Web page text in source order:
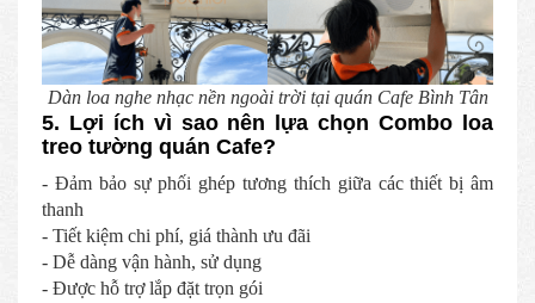
Dàn loa nghe nhạc nền ngoài trời tại quán Cafe Bình Tân
5. Lợi ích vì sao nên lựa chọn Combo loa
treo tường quán Cafe?
- Đảm bảo sự phối ghép tương thích giữa các thiết bị âm
thanh
- Tiết kiệm chi phí, giá thành ưu đãi
- Dễ dàng vận hành, sử dụng
- Được hỗ trợ lắp đặt trọn gói